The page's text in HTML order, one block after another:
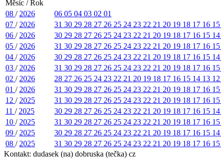
Měsíc / Rok
08 / 2026 06 05 04 03 02 01
07 / 2026 31 30 29 28 27 26 25 24 23 22 21 20 19 18 17 16
06 / 2026 30 29 28 27 26 25 24 23 22 21 20 19 18 17 16 15
05 / 2026 31 30 29 28 27 26 25 24 23 22 21 20 19 18 17 16
04 / 2026 30 29 28 27 26 25 24 23 22 21 20 19 18 17 16 15
03 / 2026 31 30 29 28 27 26 25 24 23 22 21 20 19 18 17 16
02 / 2026 28 27 26 25 24 23 22 21 20 19 18 17 16 15 14 13
01 / 2026 31 30 29 28 27 26 25 24 23 22 21 20 19 18 17 16
12 / 2025 31 30 29 28 27 26 25 24 23 22 21 20 19 18 17 16
11 / 2025 30 29 28 27 26 25 24 23 22 21 20 19 18 17 16 15
10 / 2025 31 30 29 28 27 26 25 24 23 22 21 20 19 18 17 16
09 / 2025 30 29 28 27 26 25 24 23 22 21 20 19 18 17 16 15
08 / 2025 31 30 29 28 27 26 25 24 23 22 21 20 19 18 17 16
Kontakt: dudasek (na) dobruska (tečka) cz